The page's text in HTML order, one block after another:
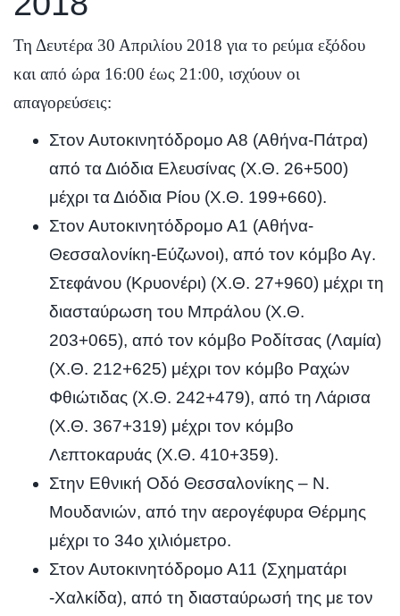
Τη Δευτέρα 30 Απριλίου 2018 για το ρεύμα εξόδου
και από ώρα 16:00 έως 21:00, ισχύουν οι
απαγορεύσεις:
Στον Αυτοκινητόδρομο Α8 (Αθήνα-Πάτρα)
από τα Διόδια Ελευσίνας (Χ.Θ. 26+500)
μέχρι τα Διόδια Ρίου (Χ.Θ. 199+660).
Στον Αυτοκινητόδρομο Α1 (Αθήνα-
Θεσσαλονίκη-Εύζωνοι), από τον κόμβο Αγ.
Στεφάνου (Κρυονέρι) (Χ.Θ. 27+960) μέχρι τη
διασταύρωση του Μπράλου (Χ.Θ.
203+065), από τον κόμβο Ροδίτσας (Λαμία)
(Χ.Θ. 212+625) μέχρι τον κόμβο Ραχών
Φθιώτιδας (Χ.Θ. 242+479), από τη Λάρισα
(Χ.Θ. 367+319) μέχρι τον κόμβο
Λεπτοκαρυάς (Χ.Θ. 410+359).
Στην Εθνική Οδό Θεσσαλονίκης – Ν.
Μουδανιών, από την αερογέφυρα Θέρμης
μέχρι το 34ο χιλιόμετρο.
Στον Αυτοκινητόδρομο Α11 (Σχηματάρι
-Χαλκίδα), από τη διασταύρωσή της με τον